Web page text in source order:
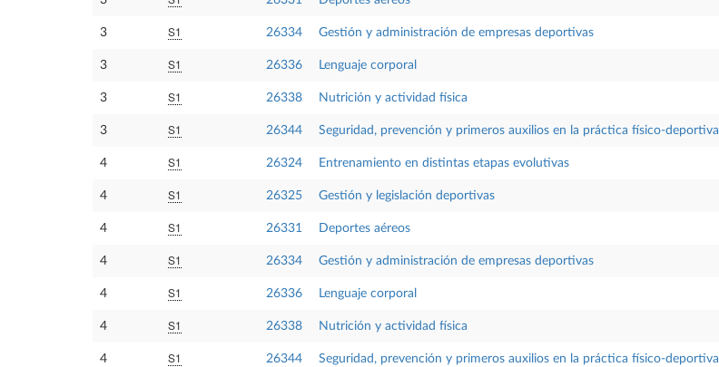
3 S1 26334 Gestión y administración de empresas deportivas
3 S1 26336 Lenguaje corporal
3 S1 26338 Nutrición y actividad física
3 S1 26344 Seguridad, prevención y primeros auxilios en la práctica físico-deportiva
4 S1 26324 Entrenamiento en distintas etapas evolutivas
4 S1 26325 Gestión y legislación deportivas
4 S1 26331 Deportes aéreos
4 S1 26334 Gestión y administración de empresas deportivas
4 S1 26336 Lenguaje corporal
4 S1 26338 Nutrición y actividad física
4 S1 26344 Seguridad, prevención y primeros auxilios en la práctica físico-deportiva